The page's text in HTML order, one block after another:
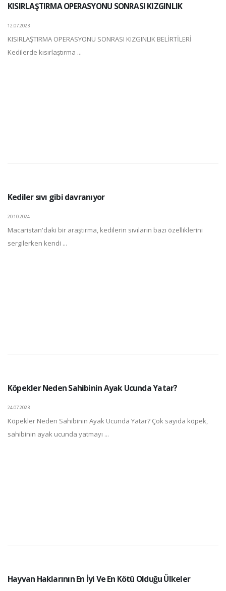
KISIRLAŞTIRMA OPERASYONU SONRASI KIZGINLIK
12.07.2023
KISIRLAŞTIRMA OPERASYONU SONRASI KIZGINLIK BELİRTİLERİ
Kedilerde kısırlaştırma ...
Kediler sıvı gibi davranıyor
20.10.2024
Macaristan'daki bir araştırma, kedilerin sıvıların bazı özelliklerini
sergilerken kendi ...
Köpekler Neden Sahibinin Ayak Ucunda Yatar?
24.07.2023
Köpekler Neden Sahibinin Ayak Ucunda Yatar? Çok sayıda köpek,
sahibinin ayak ucunda yatmayı ...
Hayvan Haklarının En İyi Ve En Kötü Olduğu Ülkeler